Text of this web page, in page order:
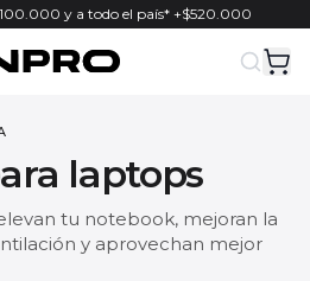
y a todo el país* +$520.000
laptops
tu notebook, mejoran la
y aprovechan mejor